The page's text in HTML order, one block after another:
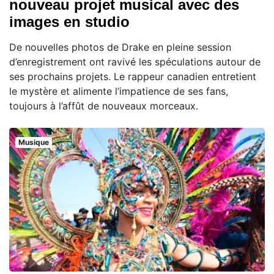
nouveau projet musical avec des
images en studio
De nouvelles photos de Drake en pleine session
d’enregistrement ont ravivé les spéculations autour de
ses prochains projets. Le rappeur canadien entretient
le mystère et alimente l’impatience de ses fans,
toujours à l’affût de nouveaux morceaux.
Musique